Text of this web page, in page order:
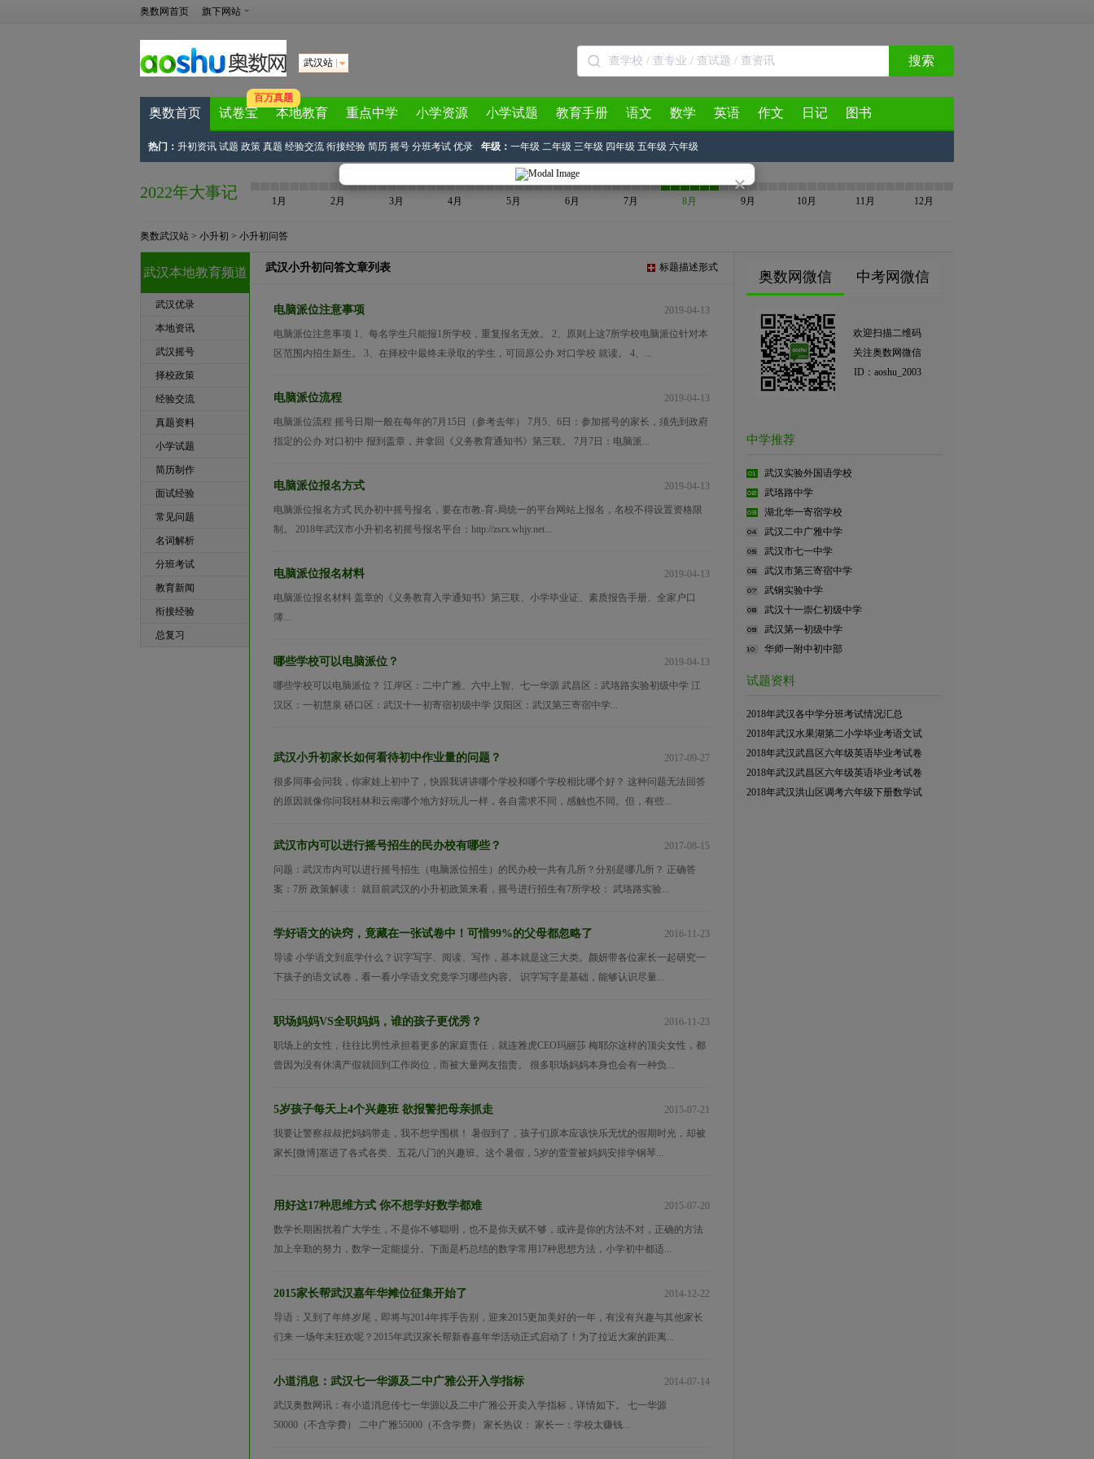
×
奥数网首页 旗下网站
武汉站 搜索
奥数首页 试卷宝
百万真题
本地教育 重点中学 小学资源 小学试题 教育手册 语文 数学 英语 作文 日记 图书
热门： 升初资讯 试题 政策 真题 经验交流 衔接经验 简历 摇号 分班考试 优录 年级： 一年级 二年级 三年级 四年级 五年级 六年级
2022年大事记 1月 2月 3月 4月 5月 6月 7月 8月 9月 10月 11月 12月
奥数武汉站 > 小升初 > 小升初问答
武汉本地教育频道
武汉优录
本地资讯
武汉摇号
择校政策
经验交流
真题资料
小学试题
简历制作
面试经验
常见问题
名词解析
分班考试
教育新闻
衔接经验
总复习
武汉小升初问答文章列表 标题描述形式
2019-04-13
电脑派位注意事项
电脑派位注意事项 1、每名学生只能报1所学校，重复报名无效。 2、原则上这7所学校电脑派位针对本
区范围内招生新生。 3、在择校中最终未录取的学生，可回原公办 对口学校 就读。 4、...
2019-04-13
电脑派位流程
电脑派位流程 摇号日期一般在每年的7月15日（参考去年） 7月5、6日：参加摇号的家长，须先到政府
指定的公办 对口初中 报到盖章，并拿回《义务教育通知书》第三联。 7月7日：电脑派...
2019-04-13
电脑派位报名方式
电脑派位报名方式 民办初中摇号报名，要在市教-育-局统一的平台网站上报名，名校不得设置资格限
制。 2018年武汉市小升初名初摇号报名平台：http://zsrx.whjy.net...
2019-04-13
电脑派位报名材料
电脑派位报名材料 盖章的《义务教育入学通知书》第三联、小学毕业证、素质报告手册、全家户口
簿...
2019-04-13
哪些学校可以电脑派位？
哪些学校可以电脑派位？ 江岸区：二中广雅、六中上智、七一华源 武昌区：武珞路实验初级中学 江
汉区：一初慧泉 硚口区：武汉十一初寄宿初级中学 汉阳区：武汉第三寄宿中学...
2017-09-27
武汉小升初家长如何看待初中作业量的问题？
很多同事会问我，你家娃上初中了，快跟我讲讲哪个学校和哪个学校相比哪个好？ 这种问题无法回答
的原因就像你问我桂林和云南哪个地方好玩儿一样，各自需求不同，感触也不同。但，有些...
2017-08-15
武汉市内可以进行摇号招生的民办校有哪些？
问题：武汉市内可以进行摇号招生（电脑派位招生）的民办校一共有几所？分别是哪几所？ 正确答
案：7所 政策解读： 就目前武汉的小升初政策来看，摇号进行招生有7所学校： 武珞路实验...
2016-11-23
学好语文的诀窍，竟藏在一张试卷中！可惜99%的父母都忽略了
导读 小学语文到底学什么？识字写字、阅读、写作，基本就是这三大类。颜妍带各位家长一起研究一
下孩子的语文试卷，看一看小学语文究竟学习哪些内容。 识字写字是基础，能够认识尽量...
2016-11-23
职场妈妈VS全职妈妈，谁的孩子更优秀？
职场上的女性，往往比男性承担着更多的家庭责任，就连雅虎CEO玛丽莎 梅耶尔这样的顶尖女性，都
曾因为没有休满产假就回到工作岗位，而被大量网友指责。 很多职场妈妈本身也会有一种负...
2015-07-21
5岁孩子每天上4个兴趣班 欲报警把母亲抓走
我要让警察叔叔把妈妈带走，我不想学围棋！ 暑假到了，孩子们原本应该快乐无忧的假期时光，却被
家长[微博]塞进了各式各类、五花八门的兴趣班。这个暑假，5岁的萱萱被妈妈安排学钢琴...
2015-07-20
用好这17种思维方式 你不想学好数学都难
数学长期困扰着广大学生，不是你不够聪明，也不是你天赋不够，或许是你的方法不对，正确的方法
加上辛勤的努力，数学一定能提分。下面是朽总结的数学常用17种思想方法，小学初中都适...
2014-12-22
2015家长帮武汉嘉年华摊位征集开始了
导语：又到了年终岁尾，即将与2014年挥手告别，迎来2015更加美好的一年，有没有兴趣与其他家长
们来 一场年末狂欢呢？2015年武汉家长帮新春嘉年华活动正式启动了！为了拉近大家的距离...
2014-07-14
小道消息：武汉七一华源及二中广雅公开入学指标
武汉奥数网讯：有小道消息传七一华源以及二中广雅公开卖入学指标，详情如下。 七一华源
50000（不含学费） 二中广雅55000（不含学费） 家长热议： 家长一：学校太赚钱...
奥数网微信 中考网微信
欢迎扫描二维码
关注奥数网微信
ID：aoshu_2003
中学推荐
武汉实验外国语学校
武珞路中学
湖北华一寄宿学校
武汉二中广雅中学
武汉市七一中学
武汉市第三寄宿中学
武钢实验中学
武汉十一崇仁初级中学
武汉第一初级中学
华师一附中初中部
试题资料
2018年武汉各中学分班考试情况汇总
2018年武汉水果湖第二小学毕业考语文试
2018年武汉武昌区六年级英语毕业考试卷
2018年武汉武昌区六年级英语毕业考试卷
2018年武汉洪山区调考六年级下册数学试